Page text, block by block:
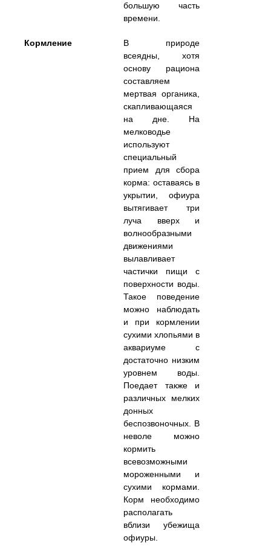
большую часть
времени.
Кормление
В природе
всеядны, хотя
основу рациона
составляем
мертвая органика,
скапливающаяся
на дне. На
мелководье
используют
специальный
прием для сбора
корма: оставаясь в
укрытии, офиура
вытягивает три
луча вверх и
волнообразными
движениями
вылавливает
частички пищи с
поверхности воды.
Такое поведение
можно наблюдать
и при кормлении
сухими хлопьями в
аквариуме с
достаточно низким
уровнем воды.
Поедает также и
различных мелких
донных
беспозвоночных. В
неволе можно
кормить
всевозможными
мороженными и
сухими кормами.
Корм необходимо
располагать
вблизи убежища
офиуры.